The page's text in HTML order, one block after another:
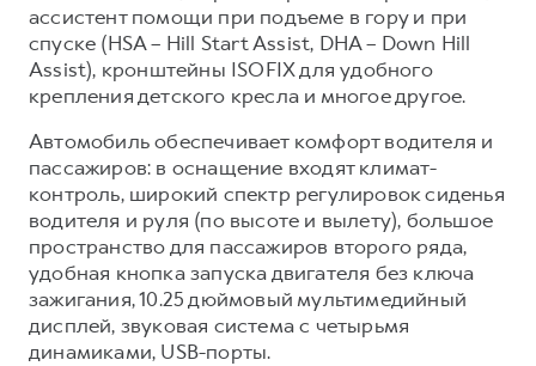
ассистент помощи при подъеме в гору и при
спуске (HSA – Hill Start Assist, DHA – Down Hill
Assist), кронштейны ISOFIX для удобного
крепления детского кресла и многое другое.
Автомобиль обеспечивает комфорт водителя и
пассажиров: в оснащение входят климат-
контроль, широкий спектр регулировок сиденья
водителя и руля (по высоте и вылету), большое
пространство для пассажиров второго ряда,
удобная кнопка запуска двигателя без ключа
зажигания, 10.25 дюймовый мультимедийный
дисплей, звуковая система с четырьмя
динамиками, USB-порты.